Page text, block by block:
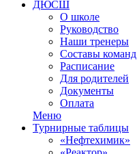
ДЮСШ
О школе
Руководство
Наши тренеры
Составы команд
Расписание
Для родителей
Документы
Оплата
Меню
Турнирные таблицы
«Нефтехимик»